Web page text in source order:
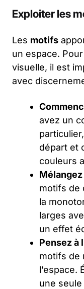
Exploiter les
Les motifs
un espace.
visuelle, il est
avec
avez un
départ et
couleurs
motifs de
la
larges
un effet
Pensez à
motifs de
l’espace.
une